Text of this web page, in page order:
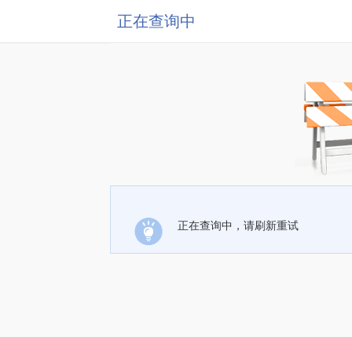
正在查询中
正在查询中，请刷新重试